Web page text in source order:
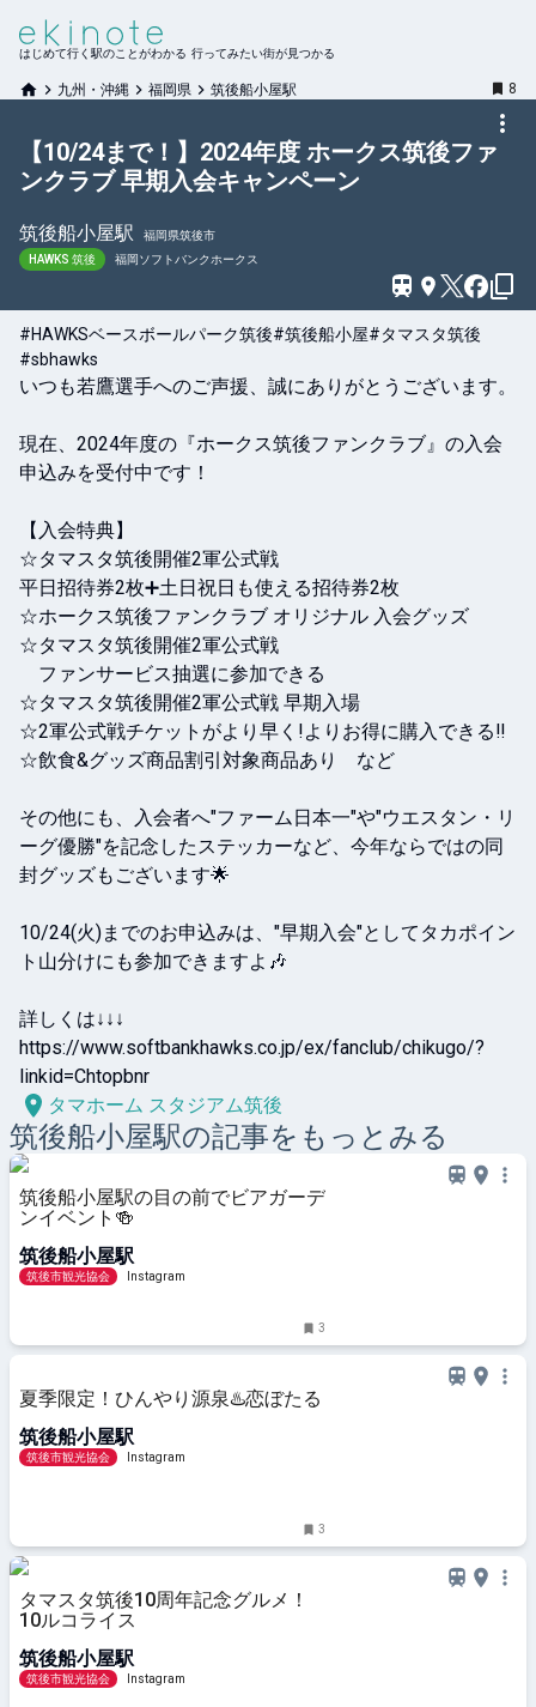
はじめて行く駅のことがわかる 行ってみたい街が見つかる
九州・沖縄 福岡県 筑後船小屋駅 8
【10/24まで！】2024年度 ホークス筑後ファ
ンクラブ 早期入会キャンペーン
筑後船小屋駅
福岡県筑後市
HAWKS 筑後
福岡ソフトバンクホークス
#HAWKSベースボールパーク筑後#筑後船小屋#タマスタ筑後
#sbhawks
いつも若鷹選手へのご声援、誠にありがとうございます。
現在、2024年度の『ホークス筑後ファンクラブ』の入会
申込みを受付中です！
【入会特典】
☆タマスタ筑後開催2軍公式戦
平日招待券2枚➕土日祝日も使える招待券2枚
☆ホークス筑後ファンクラブ オリジナル 入会グッズ
☆タマスタ筑後開催2軍公式戦
ファンサービス抽選に参加できる
☆タマスタ筑後開催2軍公式戦 早期入場
☆2軍公式戦チケットがより早く!よりお得に購入できる‼︎
☆飲食&グッズ商品割引対象商品あり　など
その他にも、入会者へ"ファーム日本一"や"ウエスタン・リ
ーグ優勝"を記念したステッカーなど、今年ならではの同
封グッズもございます🌟
10/24(火)までのお申込みは、"早期入会"としてタカポイン
ト山分けにも参加できますよ🎶
詳しくは↓↓↓
https://www.softbankhawks.co.jp/ex/fanclub/chikugo/?
タマホーム スタジアム筑後
筑後船小屋駅の記事をもっとみる
筑後船小屋駅の目の前でビアガーデ
ンイベント🍻
筑後船小屋駅
筑後市観光協会 Instagram
3
夏季限定！ひんやり源泉♨️恋ぼたる
筑後船小屋駅
筑後市観光協会 Instagram
3
タマスタ筑後10周年記念グルメ！
10ルコライス
筑後船小屋駅
筑後市観光協会 Instagram